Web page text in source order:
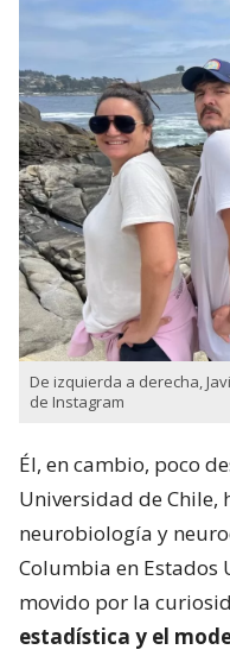
De izquierda a derecha,
de Instagram
Él, en cambio, poco
Universidad de Chile,
neurobiología y
Columbia en Estados
movido por la
estadística y el